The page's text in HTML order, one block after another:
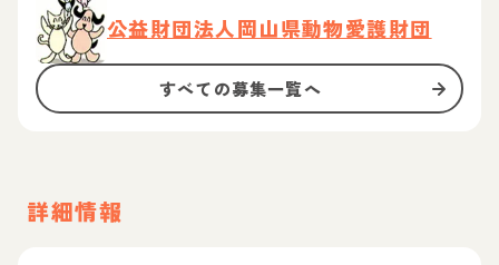
公益財団法人岡山県動物愛護財団
すべての募集一覧へ
詳細情報